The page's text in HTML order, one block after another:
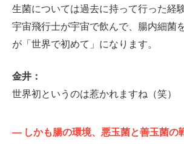
生菌については過去に持って行った経
宇宙飛行士が宇宙で飲んで、腸内細菌
が「世界で初めて」になります。
金井：
世界初というのは惹かれますね（笑）
— しかも腸の環境、悪玉菌と善玉菌の